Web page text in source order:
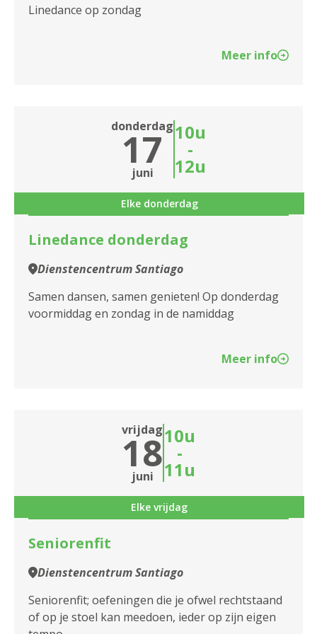
2140 Borgerhout
2610 Wilrijk
2660 Hoboken
2950 Kapellen
Linedance op zondag
Meer info
donderdag
17
juni
10u
-
12u
Elke donderdag
Linedance donderdag
Dienstencentrum Santiago
Samen dansen, samen genieten! Op donderdag
voormiddag en zondag in de namiddag
Meer info
vrijdag
18
juni
10u
-
11u
Elke vrijdag
Seniorenfit
Dienstencentrum Santiago
Seniorenfit; oefeningen die je ofwel rechtstaand
of op je stoel kan meedoen, ieder op zijn eigen